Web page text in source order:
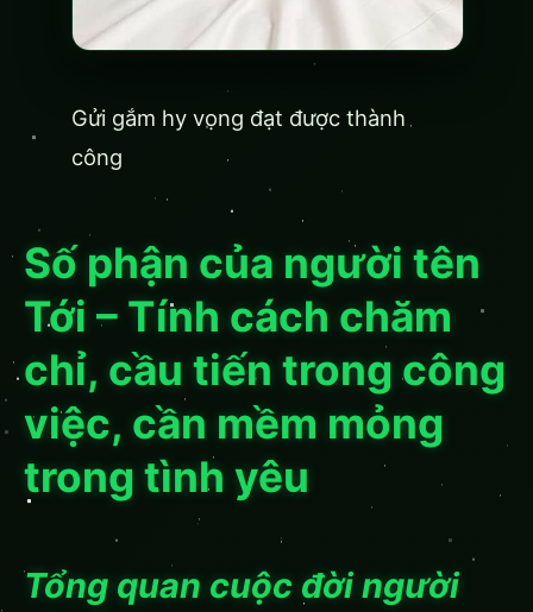
Gửi gắm hy vọng đạt được thành
công
Số phận của người tên
Tới – Tính cách chăm
chỉ, cầu tiến trong công
việc, cần mềm mỏng
trong tình yêu
Tổng quan cuộc đời người